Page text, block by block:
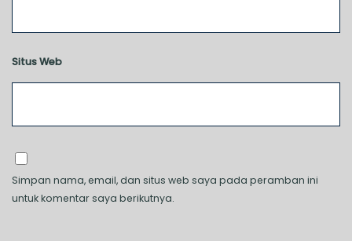
Situs Web
Simpan nama, email, dan situs web saya pada peramban ini
untuk komentar saya berikutnya.